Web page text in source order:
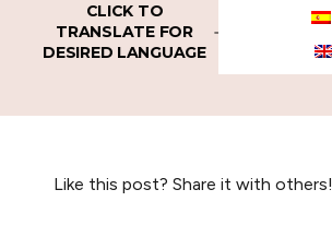
CLICK TO
TRANSLATE FOR
DESIRED LANGUAGE
Like this post? Share it with others!